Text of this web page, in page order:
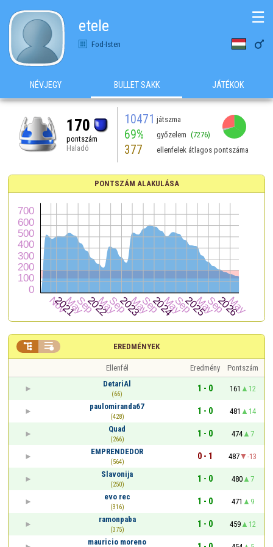
etele
Fod-Isten 
☰
NÉVJEGY BULLET SAKK JÁTÉKOK
170
pontszám
Haladó
10471 játszma
69% győzelem (7276)
377 ellenfelek átlagos pontszáma
PONTSZÁM ALAKULÁSA
EREDMÉNYEK
 
Ellenfél Eredmény
Pontszám
DetariAl
(66)
1 - 0 161
12
paulomiranda67
(428)
1 - 0 481
14
Quad
(266)
1 - 0 474
7
EMPRENDEDOR
(564)
0 - 1 487
-13
Slavonija
(250)
1 - 0 480
7
evo rec
(316)
1 - 0 471
9
ramonpaba
(375)
1 - 0 459
12
mauricio moreno